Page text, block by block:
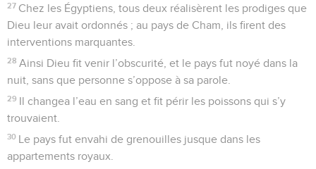
27 Chez les Égyptiens, tous deux réalisèrent les prodiges que
Dieu leur avait ordonnés ; au pays de Cham, ils firent des
interventions marquantes.
28 Ainsi Dieu fit venir l’obscurité, et le pays fut noyé dans la
nuit, sans que personne s’oppose à sa parole.
29 Il changea l’eau en sang et fit périr les poissons qui s’y
trouvaient.
30 Le pays fut envahi de grenouilles jusque dans les
appartements royaux.